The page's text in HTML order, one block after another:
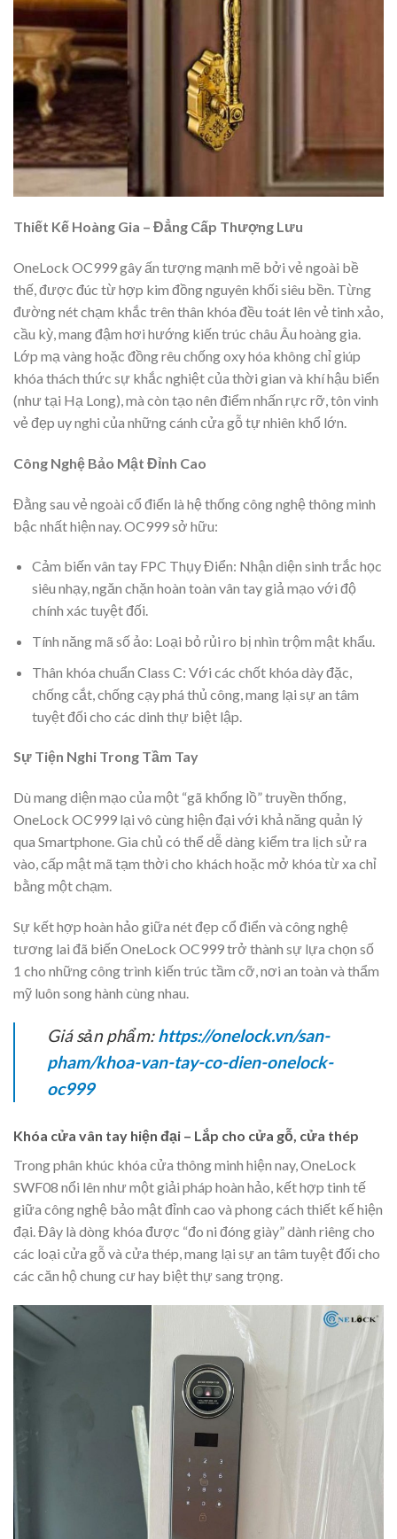
Thiết Kế Hoàng Gia – Đẳng Cấp Thượng Lưu
OneLock OC999 gây ấn tượng mạnh mẽ bởi vẻ ngoài bề
thế, được đúc từ hợp kim đồng nguyên khối siêu bền. Từng
đường nét chạm khắc trên thân khóa đều toát lên vẻ tinh xảo,
cầu kỳ, mang đậm hơi hướng kiến trúc châu Âu hoàng gia.
Lớp mạ vàng hoặc đồng rêu chống oxy hóa không chỉ giúp
khóa thách thức sự khắc nghiệt của thời gian và khí hậu biển
(như tại Hạ Long), mà còn tạo nên điểm nhấn rực rỡ, tôn vinh
vẻ đẹp uy nghi của những cánh cửa gỗ tự nhiên khổ lớn.
Công Nghệ Bảo Mật Đỉnh Cao
Đằng sau vẻ ngoài cổ điển là hệ thống công nghệ thông minh
bậc nhất hiện nay. OC999 sở hữu:
Cảm biến vân tay FPC Thụy Điển: Nhận diện sinh trắc học
siêu nhạy, ngăn chặn hoàn toàn vân tay giả mạo với độ
chính xác tuyệt đối.
Tính năng mã số ảo: Loại bỏ rủi ro bị nhìn trộm mật khẩu.
Thân khóa chuẩn Class C: Với các chốt khóa dày đặc,
chống cắt, chống cạy phá thủ công, mang lại sự an tâm
tuyệt đối cho các dinh thự biệt lập.
Sự Tiện Nghi Trong Tầm Tay
Dù mang diện mạo của một “gã khổng lồ” truyền thống,
OneLock OC999 lại vô cùng hiện đại với khả năng quản lý
qua Smartphone. Gia chủ có thể dễ dàng kiểm tra lịch sử ra
vào, cấp mật mã tạm thời cho khách hoặc mở khóa từ xa chỉ
bằng một chạm.
Sự kết hợp hoàn hảo giữa nét đẹp cổ điển và công nghệ
tương lai đã biến OneLock OC999 trở thành sự lựa chọn số
1 cho những công trình kiến trúc tầm cỡ, nơi an toàn và thẩm
mỹ luôn song hành cùng nhau.
Giá sản phẩm:https://onelock.vn/san-
pham/khoa-van-tay-co-dien-onelock-
oc999
Khóa cửa vân tay hiện đại – Lắp cho cửa gỗ, cửa thép
Trong phân khúc khóa cửa thông minh hiện nay, OneLock
SWF08 nổi lên như một giải pháp hoàn hảo, kết hợp tinh tế
giữa công nghệ bảo mật đỉnh cao và phong cách thiết kế hiện
đại. Đây là dòng khóa được “đo ni đóng giày” dành riêng cho
các loại cửa gỗ và cửa thép, mang lại sự an tâm tuyệt đối cho
các căn hộ chung cư hay biệt thự sang trọng.